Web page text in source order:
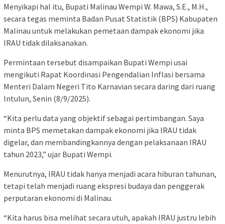
Menyikapi hal itu, Bupati Malinau Wempi W. Mawa, S.E., M.H.,
secara tegas meminta Badan Pusat Statistik (BPS) Kabupaten
Malinau untuk melakukan pemetaan dampak ekonomi jika
IRAU tidak dilaksanakan.
Permintaan tersebut disampaikan Bupati Wempi usai
mengikuti Rapat Koordinasi Pengendalian Inflasi bersama
Menteri Dalam Negeri Tito Karnavian secara daring dari ruang
Intulun, Senin (8/9/2025).
“Kita perlu data yang objektif sebagai pertimbangan. Saya
minta BPS memetakan dampak ekonomi jika IRAU tidak
digelar, dan membandingkannya dengan pelaksanaan IRAU
tahun 2023,” ujar Bupati Wempi.
Menurutnya, IRAU tidak hanya menjadi acara hiburan tahunan,
tetapi telah menjadi ruang ekspresi budaya dan penggerak
perputaran ekonomi di Malinau.
“Kita harus bisa melihat secara utuh, apakah IRAU justru lebih